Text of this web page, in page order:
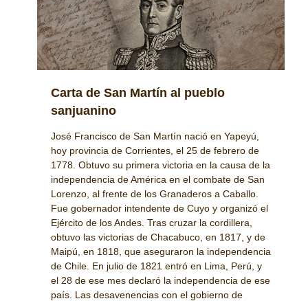
Carta de San Martín al pueblo
sanjuanino
José Francisco de San Martín nació en Yapeyú,
hoy provincia de Corrientes, el 25 de febrero de
1778. Obtuvo su primera victoria en la causa de la
independencia de América en el combate de San
Lorenzo, al frente de los Granaderos a Caballo.
Fue gobernador intendente de Cuyo y organizó el
Ejército de los Andes. Tras cruzar la cordillera,
obtuvo las victorias de Chacabuco, en 1817, y de
Maipú, en 1818, que aseguraron la independencia
de Chile. En julio de 1821 entró en Lima, Perú, y
el 28 de ese mes declaró la independencia de ese
país. Las desavenencias con el gobierno de